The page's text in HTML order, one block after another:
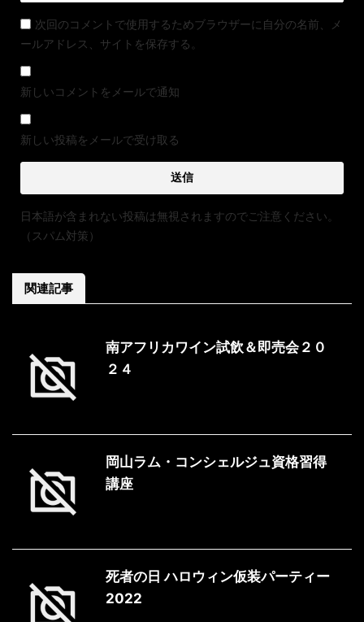
次回のコメントで使用するためブラウザーに自分の名前、メ
ールアドレス、サイトを保存する。
新しいコメントをメールで通知
新しい投稿をメールで受け取る
日本語が含まれない投稿は無視されますのでご注意ください。
（スパム対策）
関連記事
南アフリカワイン試飲＆即売会２０
２４
岡山ラム・コンシェルジュ資格習得
講座
死者の日 ハロウィン仮装パーティー
2022